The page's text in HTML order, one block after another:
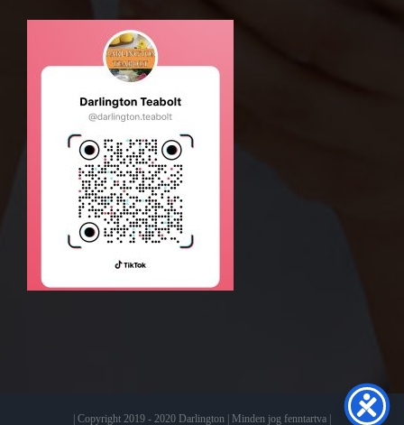
| Copyright 2019 - 2020 Darlington | Minden jog fenntartva |